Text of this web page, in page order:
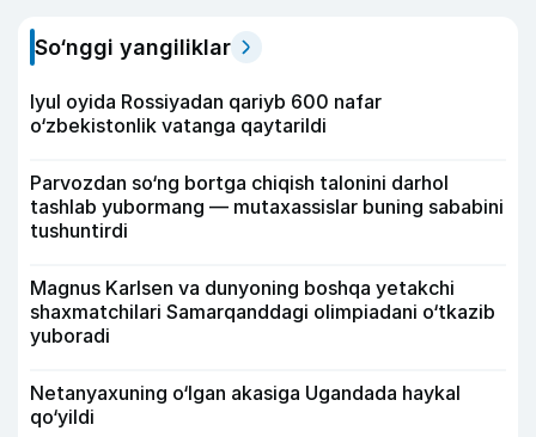
So‘nggi yangiliklar
Iyul oyida Rossiyadan qariyb 600 nafar
o‘zbekistonlik vatanga qaytarildi
Parvozdan so‘ng bortga chiqish talonini darhol
tashlab yubormang — mutaxassislar buning sababini
tushuntirdi
Magnus Karlsen va dunyoning boshqa yetakchi
shaxmatchilari Samarqanddagi olimpiadani o‘tkazib
yuboradi
Netanyaxuning o‘lgan akasiga Ugandada haykal
qo‘yildi